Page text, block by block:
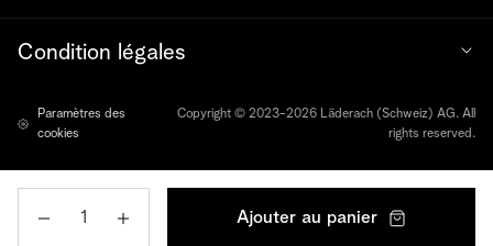
Ajouter au panier
Condition légales
Paramètres des
cookies
Copyright © 2023-2026 Läderach (Schweiz) AG. All
rights reserved.